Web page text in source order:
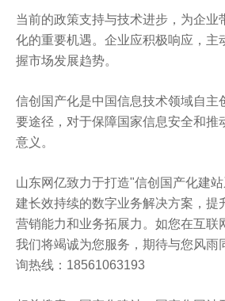
当前的政策支持与技术进步，为企业
化的重要机遇。企业应积极响应，主
握市场发展趋势。
信创国产化是中国信息技术领域自主
要途径，对于保障国家信息安全和推
意义。
山东网亿致力于打造"信创国产化建
建长效持续的数字业务解决方案，提
营销能力和业务拓展力。如您在互联
我们将竭诚为您服务，期待与您风雨
询热线：18561063193